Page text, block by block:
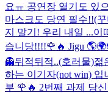
요ㅠ 공연장 열기도 있
마스크도 당연 필수!!(
지 말기! 우리 내일 ...이
습니당!!!!🌹🔥 Jigu
👻뒤적뒤적..(호러물)젊
하는 이기자(not win) 입
부 🌹🔥 2번째 과제 당